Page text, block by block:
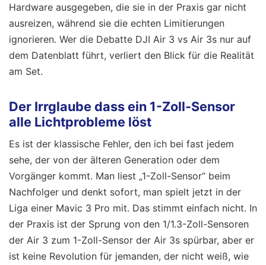
Hardware ausgegeben, die sie in der Praxis gar nicht
ausreizen, während sie die echten Limitierungen
ignorieren. Wer die Debatte DJI Air 3 vs Air 3s nur auf
dem Datenblatt führt, verliert den Blick für die Realität
am Set.
Der Irrglaube dass ein 1-Zoll-Sensor
alle Lichtprobleme löst
Es ist der klassische Fehler, den ich bei fast jedem
sehe, der von der älteren Generation oder dem
Vorgänger kommt. Man liest „1-Zoll-Sensor“ beim
Nachfolger und denkt sofort, man spielt jetzt in der
Liga einer Mavic 3 Pro mit. Das stimmt einfach nicht. In
der Praxis ist der Sprung von den 1/1.3-Zoll-Sensoren
der Air 3 zum 1-Zoll-Sensor der Air 3s spürbar, aber er
ist keine Revolution für jemanden, der nicht weiß, wie